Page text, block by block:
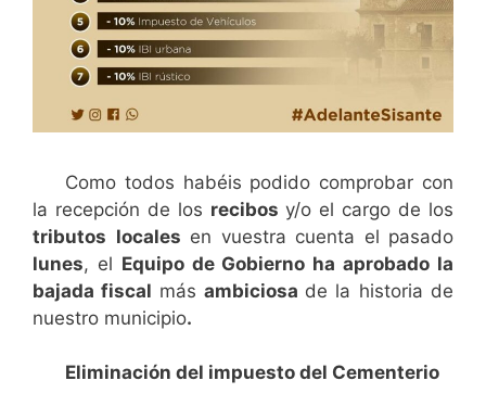
Como todos habéis podido comprobar con
la recepción de los recibos y/o el cargo de los
tributos locales en vuestra cuenta el pasado
lunes, el Equipo de Gobierno ha aprobado la
bajada fiscal más ambiciosa de la historia de
nuestro municipio.
Eliminación del impuesto del Cementerio